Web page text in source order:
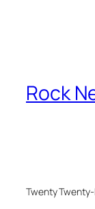
Rock
Twenty